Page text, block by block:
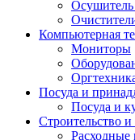
Осушитель
Компьютерная
Мониторы
Посуда и
Посуда и
Строительство
Расходные